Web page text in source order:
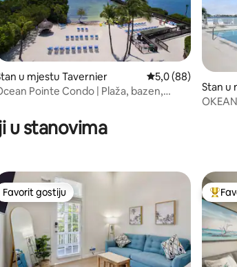
5,0 od 5, recenzija: 12
u mjestu Tavernier Prosječna ocjena:
5,0 (88)
Pointe Condo | Plaža, bazen,
Stan u
u stanovima
Favorit gostiju
Favorit gostiju